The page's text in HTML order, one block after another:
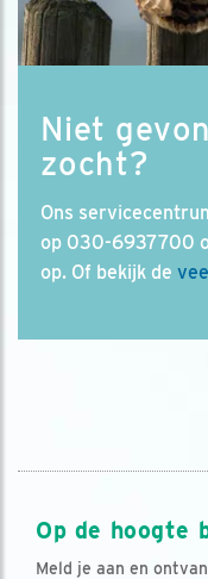
Niet
zocht?
Ons
op 030-6937700
op. Of bekijk de
Op de hoogte
Meld je aan en